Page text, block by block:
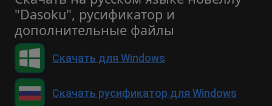
"Dasoku", русификатор и
дополнительные файлы
Скачать для Windows
Скачать русификатор для Windows